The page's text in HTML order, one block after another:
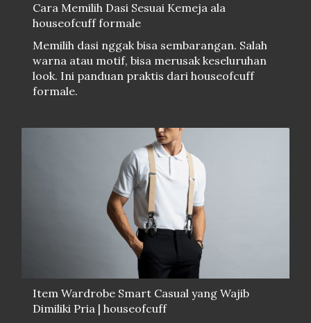
Cara Memilih Dasi Sesuai Kemeja ala
houseofcuff formale
Memilih dasi nggak bisa sembarangan. Salah
warna atau motif, bisa merusak keseluruhan
look. Ini panduan praktis dari houseofcuff
formale.
Item Wardrobe Smart Casual yang Wajib
Dimiliki Pria | houseofcuff